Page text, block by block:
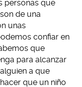
personas que
de una
unas
confiar en
que
para alcanzar
a que
que un niño